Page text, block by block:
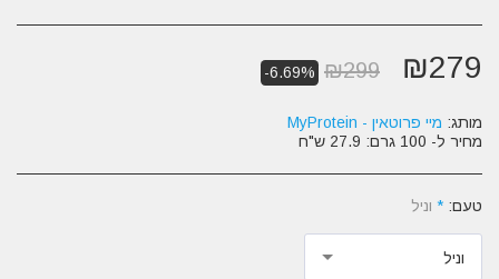
₪279
₪299
-6.69%
מותג: מיי פרוטאין - MyProtein
מחיר ל- 100 גרם:
27.9 ש"ח
טעם: * וניל
וניל